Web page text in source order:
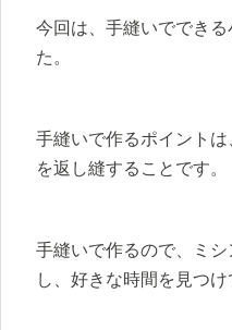
今回は、手縫いででき
た。
手縫いで作るポイント
を返し縫することです。
手縫いで作るので、ミ
し、好きな時間を見つ